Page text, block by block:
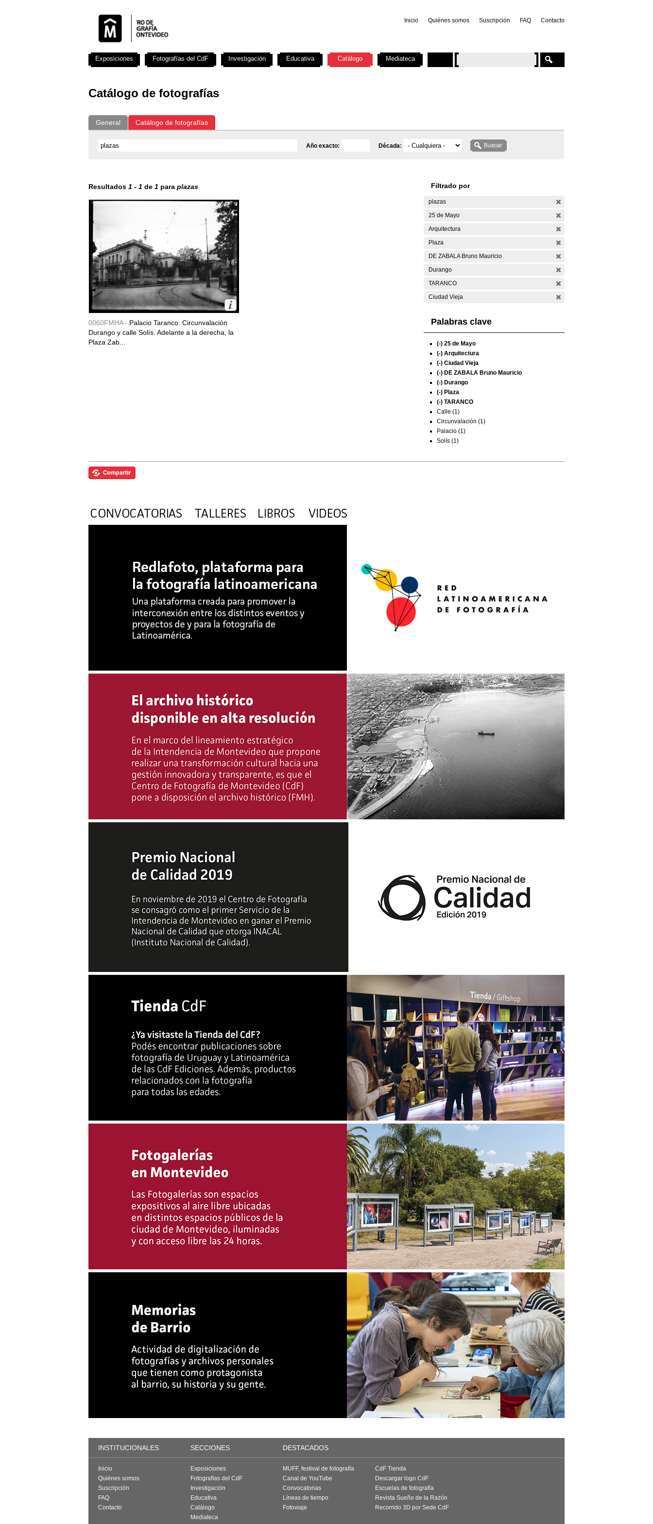
Inicio Quiénes somos Suscripción FAQ Contacto
Catálogo de fotografías
General Catálogo de fotografías
Año exacto: Década:
Resultados 1 - 1 de 1 para plazas
0060FMHA - Palacio Taranco. Circunvalación
Durango y calle Solís. Adelante a la derecha, la
Plaza Zab...
Filtrado por
plazas
25 de Mayo
Arquitectura
Plaza
DE ZABALA Bruno Mauricio
Durango
TARANCO
Ciudad Vieja
Palabras clave
(-) 25 de Mayo
(-) Arquitectura
(-) Ciudad Vieja
(-) DE ZABALA Bruno Mauricio
(-) Durango
(-) Plaza
(-) TARANCO
Calle (1)
Circunvalación (1)
Palacio (1)
Solís (1)
Exposiciones Fotografías del CdF Investigación Educativa Catálogo Mediateca
INSTITUCIONALES SECCIONES DESTACADOS
Inicio
Quiénes somos
Suscripción
FAQ
Contacto
Exposiciones
Fotografías del CdF
Investigación
Educativa
Catálogo
Mediateca
MUFF, festival de fotografía
Canal de YouTube
Convocatorias
Líneas de tiempo
Fotoviaje
CdF Tienda
Descargar logo CdF
Escuelas de fotografía
Revista Sueño de la Razón
Recorrido 3D por Sede CdF